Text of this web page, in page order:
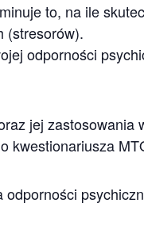
to, na ile
(stresorów).
odporności
jej zastosowania
kwestionariusza